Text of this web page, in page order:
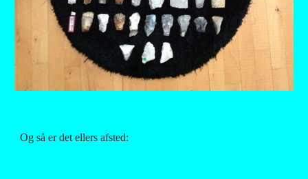
Og så er det ellers afsted: